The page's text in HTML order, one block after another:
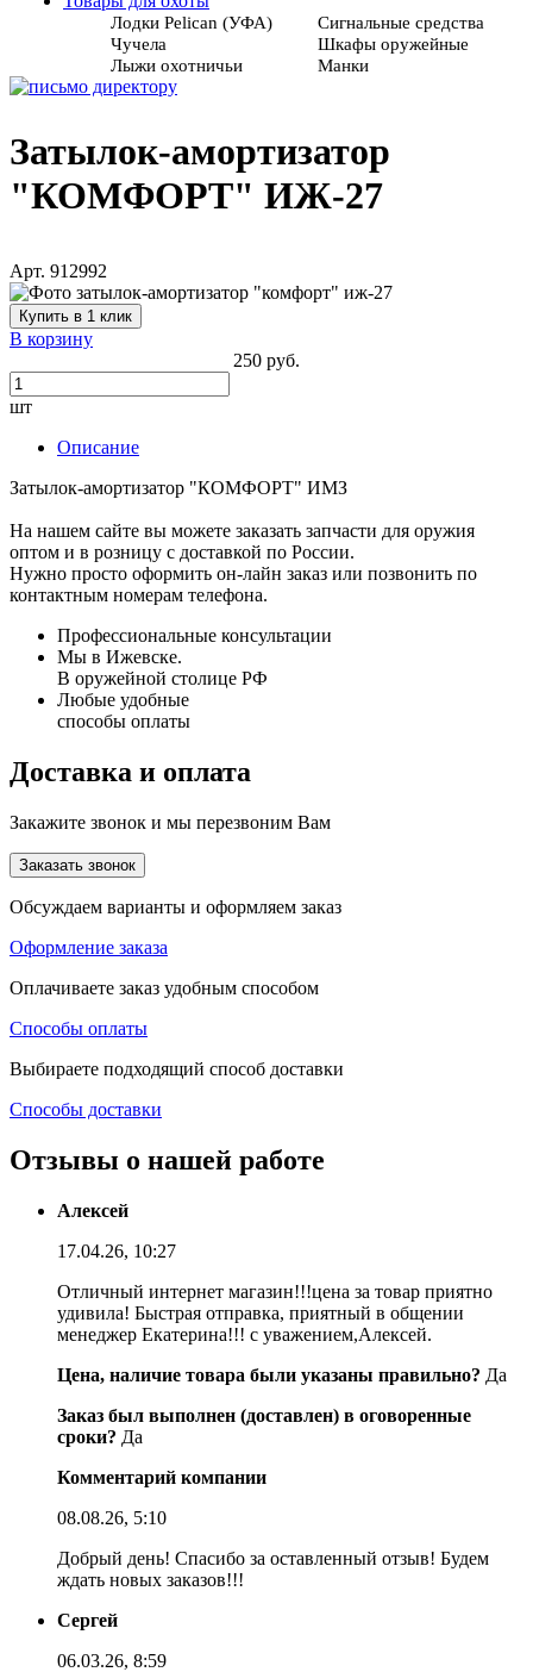
Лодки Pelican (УФА)
Сигнальные средства
Чучела
Шкафы оружейные
Лыжи охотничьи
Манки
Затылок-амортизатор
"КОМФОРТ" ИЖ-27
Арт. 912992
Купить в 1 клик
В корзину
250 руб.
шт
Описание
Затылок-амортизатор "КОМФОРТ" ИМЗ
На нашем сайте вы можете заказать запчасти для оружия
оптом и в розницу с доставкой по России.
Нужно просто оформить он-лайн заказ или позвонить по
контактным номерам телефона.
Профессиональные консультации
Мы в Ижевске.
В оружейной столице РФ
Любые удобные
способы оплаты
Доставка и оплата
Закажите звонок и мы перезвоним Вам
Заказать звонок
Обсуждаем варианты и оформляем заказ
Оформление заказа
Оплачиваете заказ удобным способом
Способы оплаты
Выбираете подходящий способ доставки
Способы доставки
Отзывы о нашей работе
Алексей
17.04.26, 10:27
Отличный интернет магазин!!!цена за товар приятно
удивила! Быстрая отправка, приятный в общении
менеджер Екатерина!!! с уважением,Алексей.
Цена, наличие товара были указаны правильно? Да
Заказ был выполнен (доставлен) в оговоренные
сроки? Да
Комментарий компании
08.08.26, 5:10
Добрый день! Спасибо за оставленный отзыв! Будем
ждать новых заказов!!!
Сергей
06.03.26, 8:59